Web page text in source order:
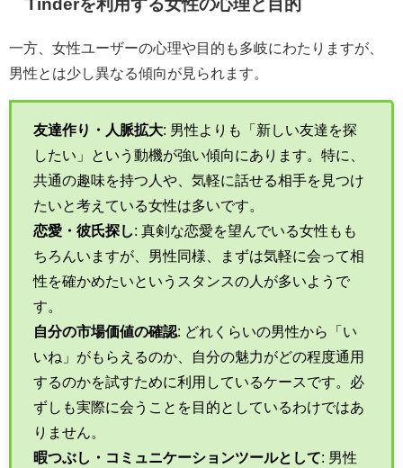
Tinderを利用する女性の心理と目的
一方、女性ユーザーの心理や目的も多岐にわたりますが、
男性とは少し異なる傾向が見られます。
友達作り・人脈拡大: 男性よりも「新しい友達を探
したい」という動機が強い傾向にあります。特に、
共通の趣味を持つ人や、気軽に話せる相手を見つけ
たいと考えている女性は多いです。
恋愛・彼氏探し: 真剣な恋愛を望んでいる女性もも
ちろんいますが、男性同様、まずは気軽に会って相
性を確かめたいというスタンスの人が多いようで
す。
自分の市場価値の確認: どれくらいの男性から「い
いね」がもらえるのか、自分の魅力がどの程度通用
するのかを試すために利用しているケースです。必
ずしも実際に会うことを目的としているわけではあ
りません。
暇つぶし・コミュニケーションツールとして: 男性